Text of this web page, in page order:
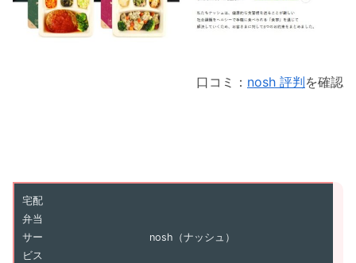
口コミ： nosh 評判を確認
宅配
弁当
サー
ビス
nosh（ナッシュ）